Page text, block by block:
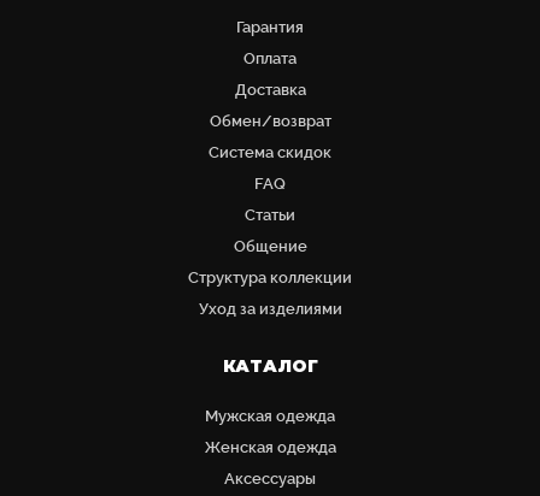
Гарантия
Оплата
Доставка
Обмен/возврат
Система скидок
FAQ
Статьи
Общение
Структура коллекции
Уход за изделиями
КАТАЛОГ
Мужская одежда
Женская одежда
Аксессуары